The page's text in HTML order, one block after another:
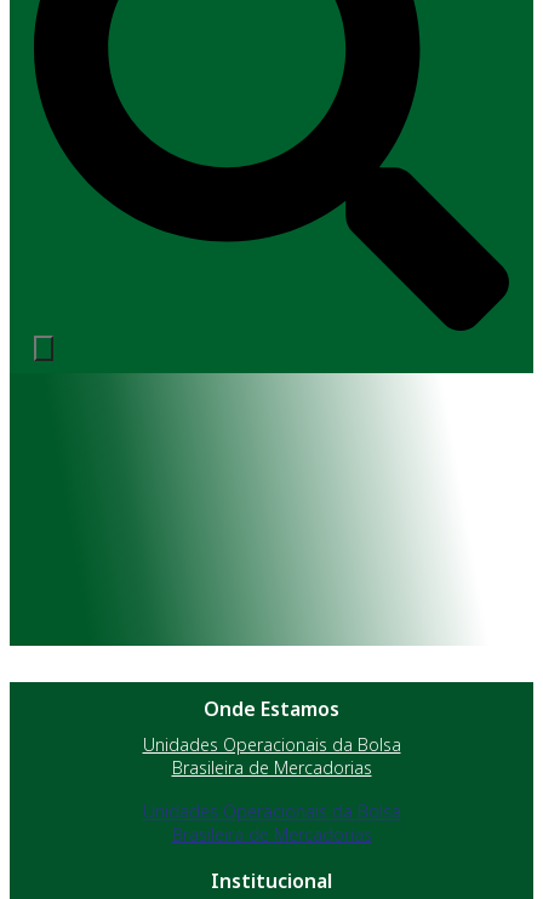
Onde Estamos
Unidades Operacionais da Bolsa
Brasileira de Mercadorias
Unidades Operacionais da Bolsa
Brasileira de Mercadorias
Institucional